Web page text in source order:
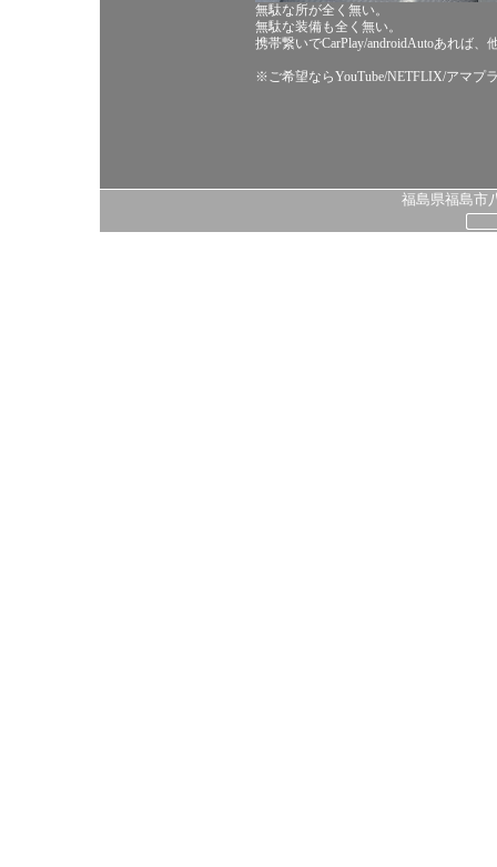
無駄な所が全く無い。
無駄な装備も全く無い。
携帯繋いでCarPlay/androidAutoあれば、
※ご希望ならYouTube/NETFLIX/アマプ
福島県福島市